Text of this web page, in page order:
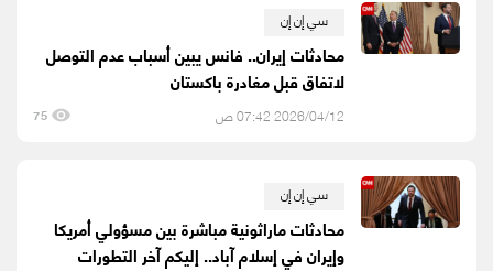
سي إن إن
محادثات إيران.. فانس يبين أسباب عدم التوصل
لاتفاق قبل مغادرة باكستان
2026/04/12 07:42 ص 75
سي إن إن
محادثات ماراثونية مباشرة بين مسؤولي أمريكا
وإيران في إسلام آباد.. إليكم آخر التطورات